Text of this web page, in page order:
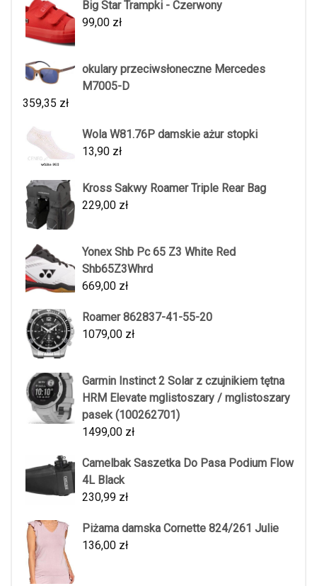
Big Star Trampki - Czerwony
99,00 zł
okulary przeciwsłoneczne Mercedes
M7005-D
359,35 zł
Wola W81.76P damskie ażur stopki
13,90 zł
Kross Sakwy Roamer Triple Rear Bag
229,00 zł
Yonex Shb Pc 65 Z3 White Red
Shb65Z3Whrd
669,00 zł
Roamer 862837-41-55-20
1079,00 zł
Garmin Instinct 2 Solar z czujnikiem tętna
HRM Elevate mglistoszary / mglistoszary
pasek (100262701)
1499,00 zł
Camelbak Saszetka Do Pasa Podium Flow
4L Black
230,99 zł
Piżama damska Cornette 824/261 Julie
136,00 zł